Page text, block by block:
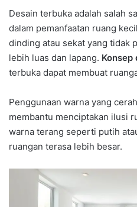
Desain terbuka adalah salah
dalam pemanfaatan ruang
dinding atau sekat yang tidak
lebih luas dan lapang. Konsep
terbuka dapat membuat
Penggunaan warna yang
membantu menciptakan ilusi
warna terang seperti putih
ruangan terasa lebih besar.